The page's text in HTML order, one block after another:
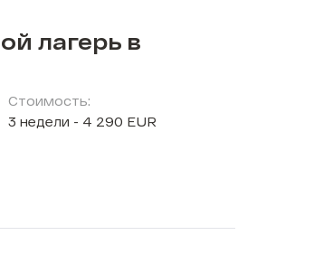
лагерь в
Стоимость:
3 недели - 4 290 EUR